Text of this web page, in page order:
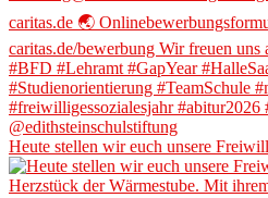
Heute stellen wir euch unsere